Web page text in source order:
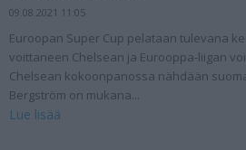
09.08.2021 11:05
Euroopan Super Cup pelataan tulevana
voittaneen Chelsean ja Eurooppa-liigan
Chelsean kokoonpanossa nähdään
Bergström on mukana...
Lue lisää